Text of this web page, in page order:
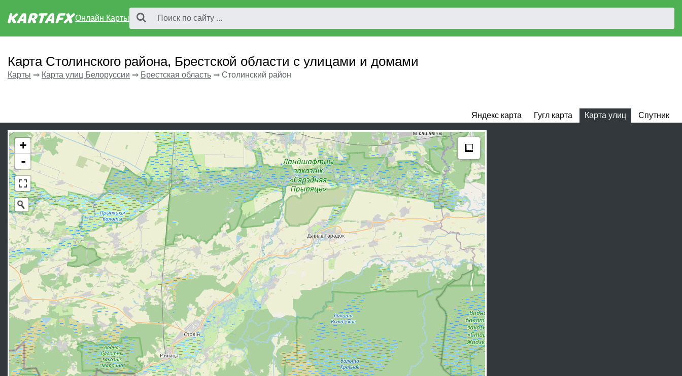
Онлайн Карты
Карта Столинского района, Брестской области с улицами и домами
Карты ⇒ Карта улиц Белоруссии ⇒ Брестская область ⇒ Столинский район
Яндекс карта Гугл карта Карта улиц Спутник
+
-
Measure